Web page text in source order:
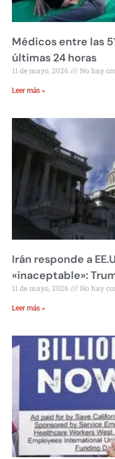
Médicos entre las
últimas 24 horas
11 de mayo, 2026 No hay
Leer más »
Irán responde a
«inaceptable»:
11 de mayo, 2026 No hay
Leer más »